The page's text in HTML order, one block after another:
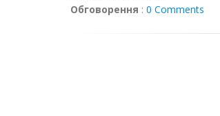
Обговорення : 0 Comments